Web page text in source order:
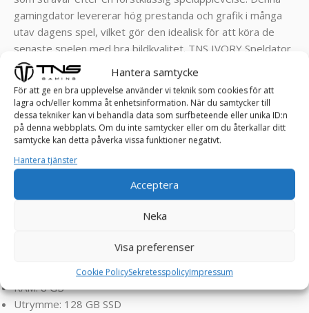
Hantera samtycke
För att ge en bra upplevelse använder vi teknik som cookies för att
lagra och/eller komma åt enhetsinformation. När du samtycker till
dessa tekniker kan vi behandla data som surfbeteende eller unika ID:n
på denna webbplats. Om du inte samtycker eller om du återkallar ditt
samtycke kan detta påverka vissa funktioner negativt.
Hantera tjänster
Acceptera
Neka
Visa preferenser
Cookie PolicySekretesspolicyImpressum
gamingdator levererar hög prestanda och grafik i många
utav dagens spel, vilket gör den idealisk för att köra de
senaste spelen med bra bildkvalitet. TNS IVORY Speldator
är gjord för spelare som sätter prestanda i första hand
och vill ha en spännande och immersiv spelvärld.
Klarar spel som Enshrouded, Palworld, FarCry, RDR2,
Assasin’s Creed, COD, Valorant, PUBG, Rocket League,
Roblox, Minecraft, GTA, League of Legends, World of
Warcraft, Fortnite, CS2, Overwatch , Battlefield, Left 4
Processor: Intel® Core™ i5-10400 – Upp till 4,3 GHz, 6
RAM: 8 GB
Utrymme: 128 GB SSD